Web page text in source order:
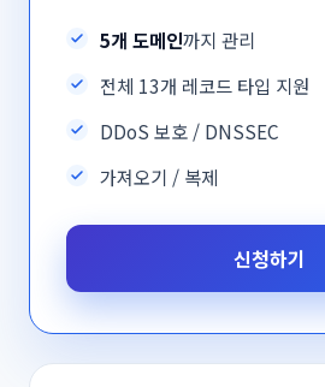
5개 도메인까지 관리
전체 13개 레코드 타입 지원
DDoS 보호 / DNSSEC
가져오기 / 복제
신청하기